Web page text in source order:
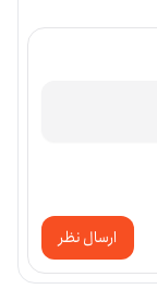
ارسال نظر